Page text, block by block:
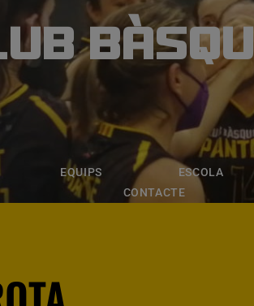
EQUIPS ESCOLA
CONTACTE
ESCOLA